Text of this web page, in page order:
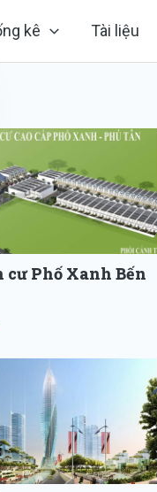
kê Tài liệu
cư Phố Xanh Bến